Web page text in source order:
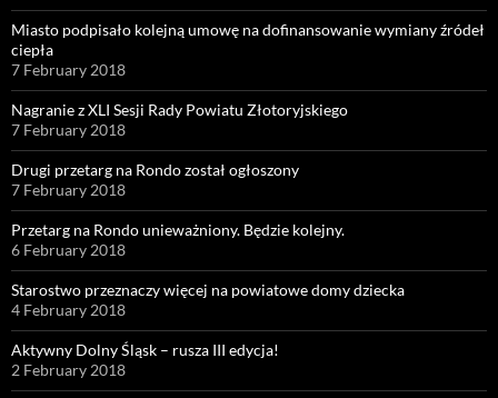
Miasto podpisało kolejną umowę na dofinansowanie wymiany źródeł
ciepła
7 February 2018
Nagranie z XLI Sesji Rady Powiatu Złotoryjskiego
7 February 2018
Drugi przetarg na Rondo został ogłoszony
7 February 2018
Przetarg na Rondo unieważniony. Będzie kolejny.
6 February 2018
Starostwo przeznaczy więcej na powiatowe domy dziecka
4 February 2018
Aktywny Dolny Śląsk – rusza III edycja!
2 February 2018